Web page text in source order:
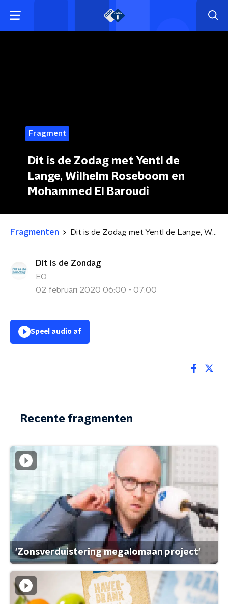
Fragment
Dit is de Zodag met Yentl de
Lange, Wilhelm Roseboom en
Mohammed El Baroudi
Fragmenten Dit is de Zodag met Yentl de Lange, Wilhelm Roseboom en Mohammed El Baroudi
Dit is de Zondag
EO
02 februari 2020 06:00 - 07:00
Speel audio af
Recente fragmenten
'Zonsverduistering megalomaan project'